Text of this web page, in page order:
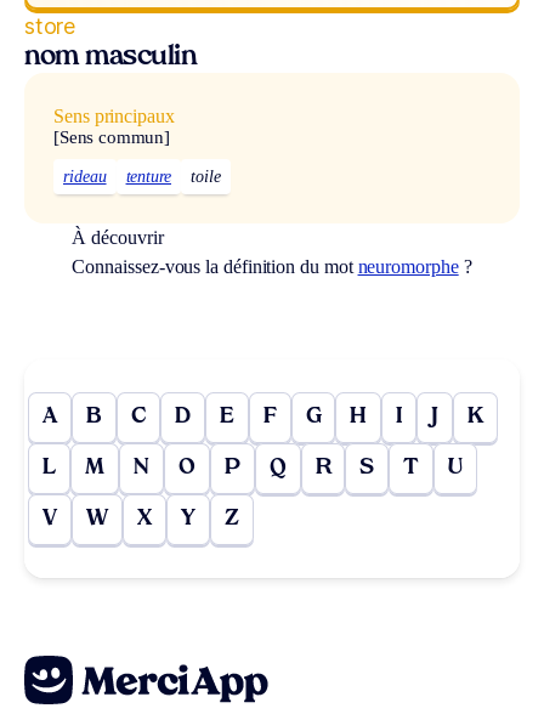
store
nom masculin
Sens principaux
[Sens commun]
rideau tenture toile
À découvrir
Connaissez-vous la définition du mot neuromorphe?
A B C D E F G H I J K
L M N O P Q R S T U
V W X Y Z